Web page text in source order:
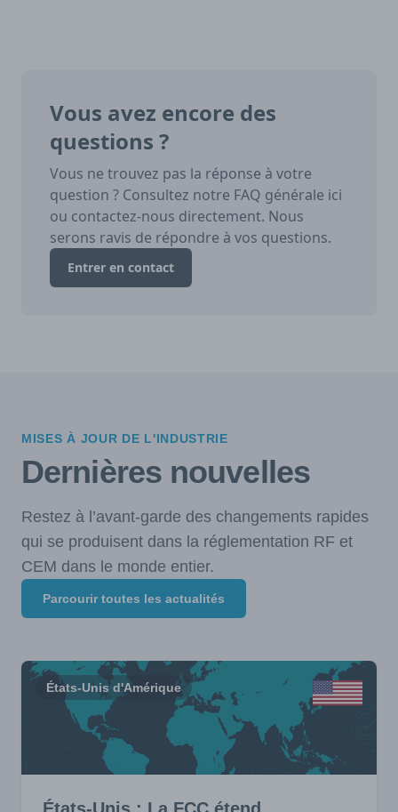
Vous avez encore des
questions ?
Vous ne trouvez pas la réponse à votre
question ? Consultez notre FAQ générale ici
ou contactez-nous directement. Nous
serons ravis de répondre à vos questions.
Entrer en contact
MISES À JOUR DE L'INDUSTRIE
Dernières nouvelles
Restez à l’avant-garde des changements rapides
qui se produisent dans la réglementation RF et
CEM dans le monde entier.
Parcourir toutes les actualités
États-Unis d'Amérique